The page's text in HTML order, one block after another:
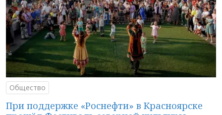
Общество
При поддержке «Роснефти» в Красноярске